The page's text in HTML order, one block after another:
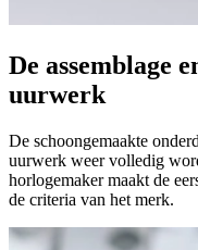
De assemblage
uurwerk
De schoongemaakte
uurwerk weer volledig
horlogemaker maakt de
de criteria van het merk.